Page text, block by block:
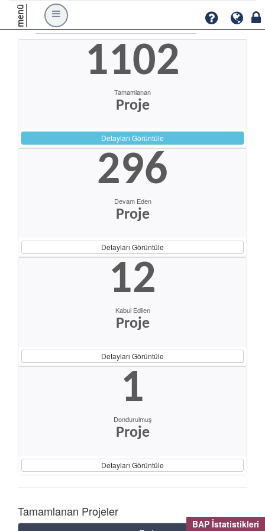
BAP İstatistikleri
menü
1102
Tamamlanan
Proje
Detayları Görüntüle
296
Devam Eden
Proje
Detayları Görüntüle
12
Kabul Edilen
Proje
Detayları Görüntüle
1
Dondurulmuş
Proje
Detayları Görüntüle
Tamamlanan Projeler